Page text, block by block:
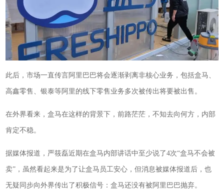
此后，市场一直传言阿里巴巴将会逐渐剥离非核心业务，包括盒马、
高鑫零售、银泰等阿里的线下零售业务多次被传出将要被出售。
在外界看来，盒马在这样的背景下，前路茫茫，不知去向何方，内部
肯定不稳。
据媒体报道，严筱磊近期在盒马内部讲话中至少说了4次“盒马不会被
卖”，虽然看起来是为了让盒马员工安心，但消息被媒体报道后，也
无疑同步向外界传出了积极信号：盒马还没有被阿里巴巴抛弃。